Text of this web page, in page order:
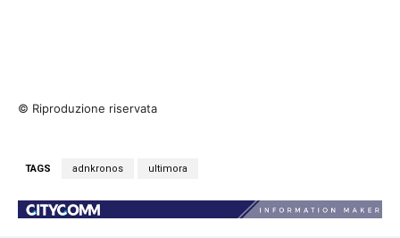
© Riproduzione riservata
TAGS adnkronos ultimora